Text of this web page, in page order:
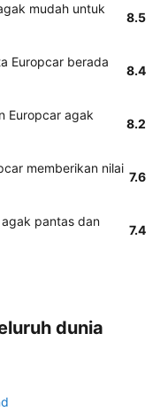
mudah untuk
8.5
Europcar berada
8.4
Europcar agak
8.2
memberikan nilai
7.6
pantas dan
7.4
dunia